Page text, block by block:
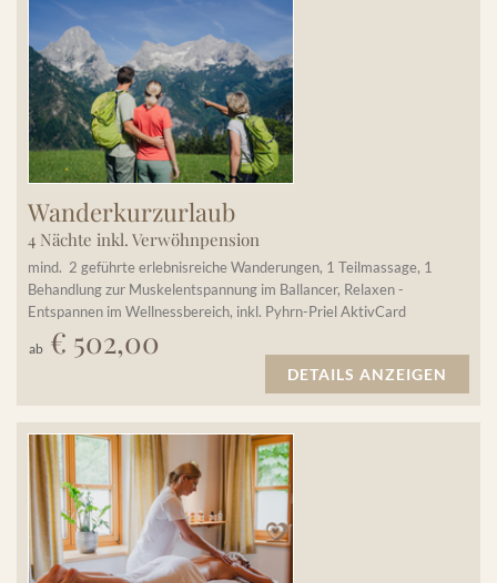
Wanderkurzurlaub
4 Nächte inkl. Verwöhnpension
mind. 2 geführte erlebnisreiche Wanderungen, 1 Teilmassage, 1
Behandlung zur Muskelentspannung im Ballancer, Relaxen -
Entspannen im Wellnessbereich, inkl. Pyhrn-Priel AktivCard
ab € 502,00
DETAILS ANZEIGEN